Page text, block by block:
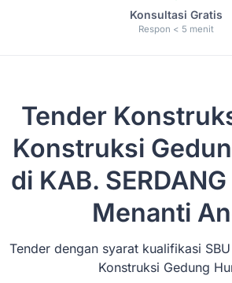
Konsultasi Gratis
Respon < 5 menit
Tender
Konstruksi
di KAB. SERDANG
Menanti
Tender dengan syarat kualifikasi
Konstruksi Gedung